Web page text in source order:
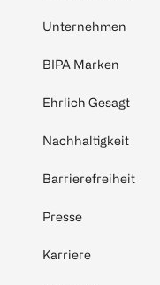
Unternehmen
BIPA Marken
Ehrlich Gesagt
Nachhaltigkeit
Barrierefreiheit
Presse
Karriere